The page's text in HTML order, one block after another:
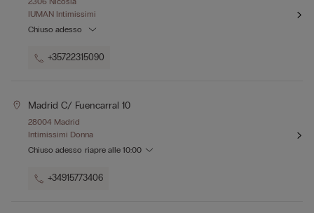
IUMAN Intimissimi
Chiuso adesso
+35722315090
Madrid C/ Fuencarral 10
28004 Madrid
Intimissimi Donna
Chiuso adesso riapre alle 10:00
+34915773406